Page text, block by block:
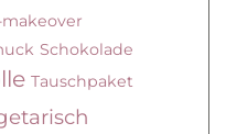
Schokolade
Tauschpaket